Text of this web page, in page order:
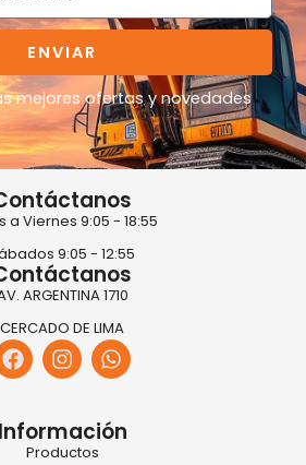
ENVIAR
mejores ofertas y novedades
a Viernes 9:05 - 18:55
9:05 - 12:55
ARGENTINA 1710
CERCADO DE LIMA
Información
Productos